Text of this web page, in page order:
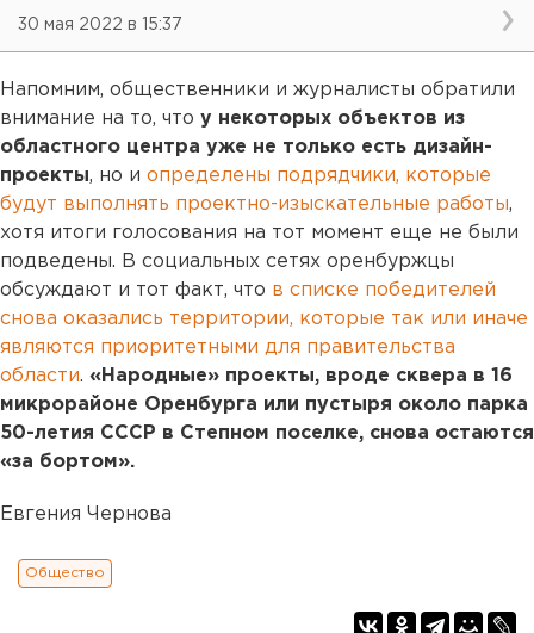
30 мая 2022 в 15:37
Напомним, общественники и журналисты обратили
внимание на то, что у некоторых объектов из
областного центра уже не только есть дизайн-
проекты, но и определены подрядчики, которые
будут выполнять проектно-изыскательные работы,
хотя итоги голосования на тот момент еще не были
подведены. В социальных сетях оренбуржцы
обсуждают и тот факт, что в списке победителей
снова оказались территории, которые так или иначе
являются приоритетными для правительства
области. «Народные» проекты, вроде сквера в 16
микрорайоне Оренбурга или пустыря около парка
50-летия СССР в Степном поселке, снова остаются
«за бортом».
Евгения Чернова
Общество